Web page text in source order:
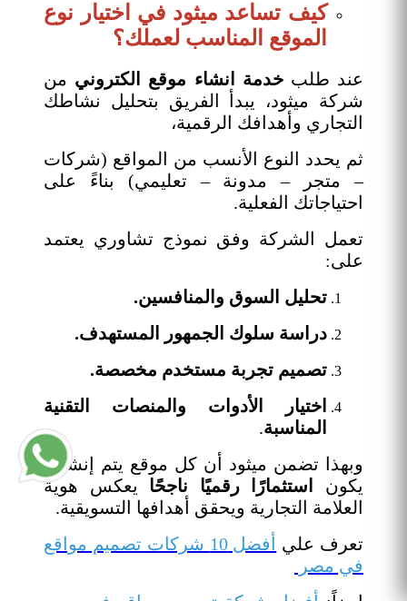
كيف تساعد ميثود في اختيار نوع
الموقع المناسب لعملك؟
عند طلبخدمة انشاء موقع الكتروني من
شركة ميثود، يبدأ الفريق بتحليل نشاطك
التجاري وأهدافك الرقمية،
ثم يحدد النوع الأنسب من المواقع (شركات
– متجر – مدونة – تعليمي) بناءً على
احتياجاتك الفعلية.
تعمل الشركة وفق نموذج تشاوري يعتمد
على:
تحليل السوق والمنافسين.
دراسة سلوك الجمهور المستهدف.
تصميم تجربة مستخدم مخصصة.
اختيار الأدوات والمنصات التقنية
المناسبة.
وبهذا تضمن ميثود أن كل موقع يتم إنشاؤه
يكون
استثمارًا رقميًا ناجحًا يعكس هوية
العلامة التجارية ويحقق أهدافها التسويقية.
تعرف علي
أفضل 10 شركات تصميم مواقع
في مصر